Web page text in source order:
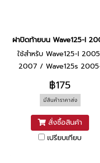
ฝาปิดท้ายบน Wave125-I
ใช้สำหรับ Wave125-I
2007 / Wave125s
2007
฿175
มีสินค้าราคาส่ง
สั่งซื้อสินค้า
เปรียบเทียบ